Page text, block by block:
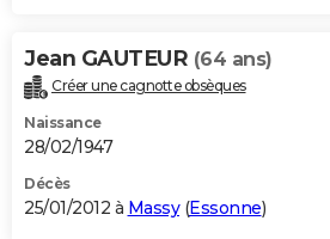
Jean GAUTEUR (64 ans)
Créer une cagnotte obsèques
Naissance
28/02/1947
Décès
25/01/2012 à Massy(Essonne)